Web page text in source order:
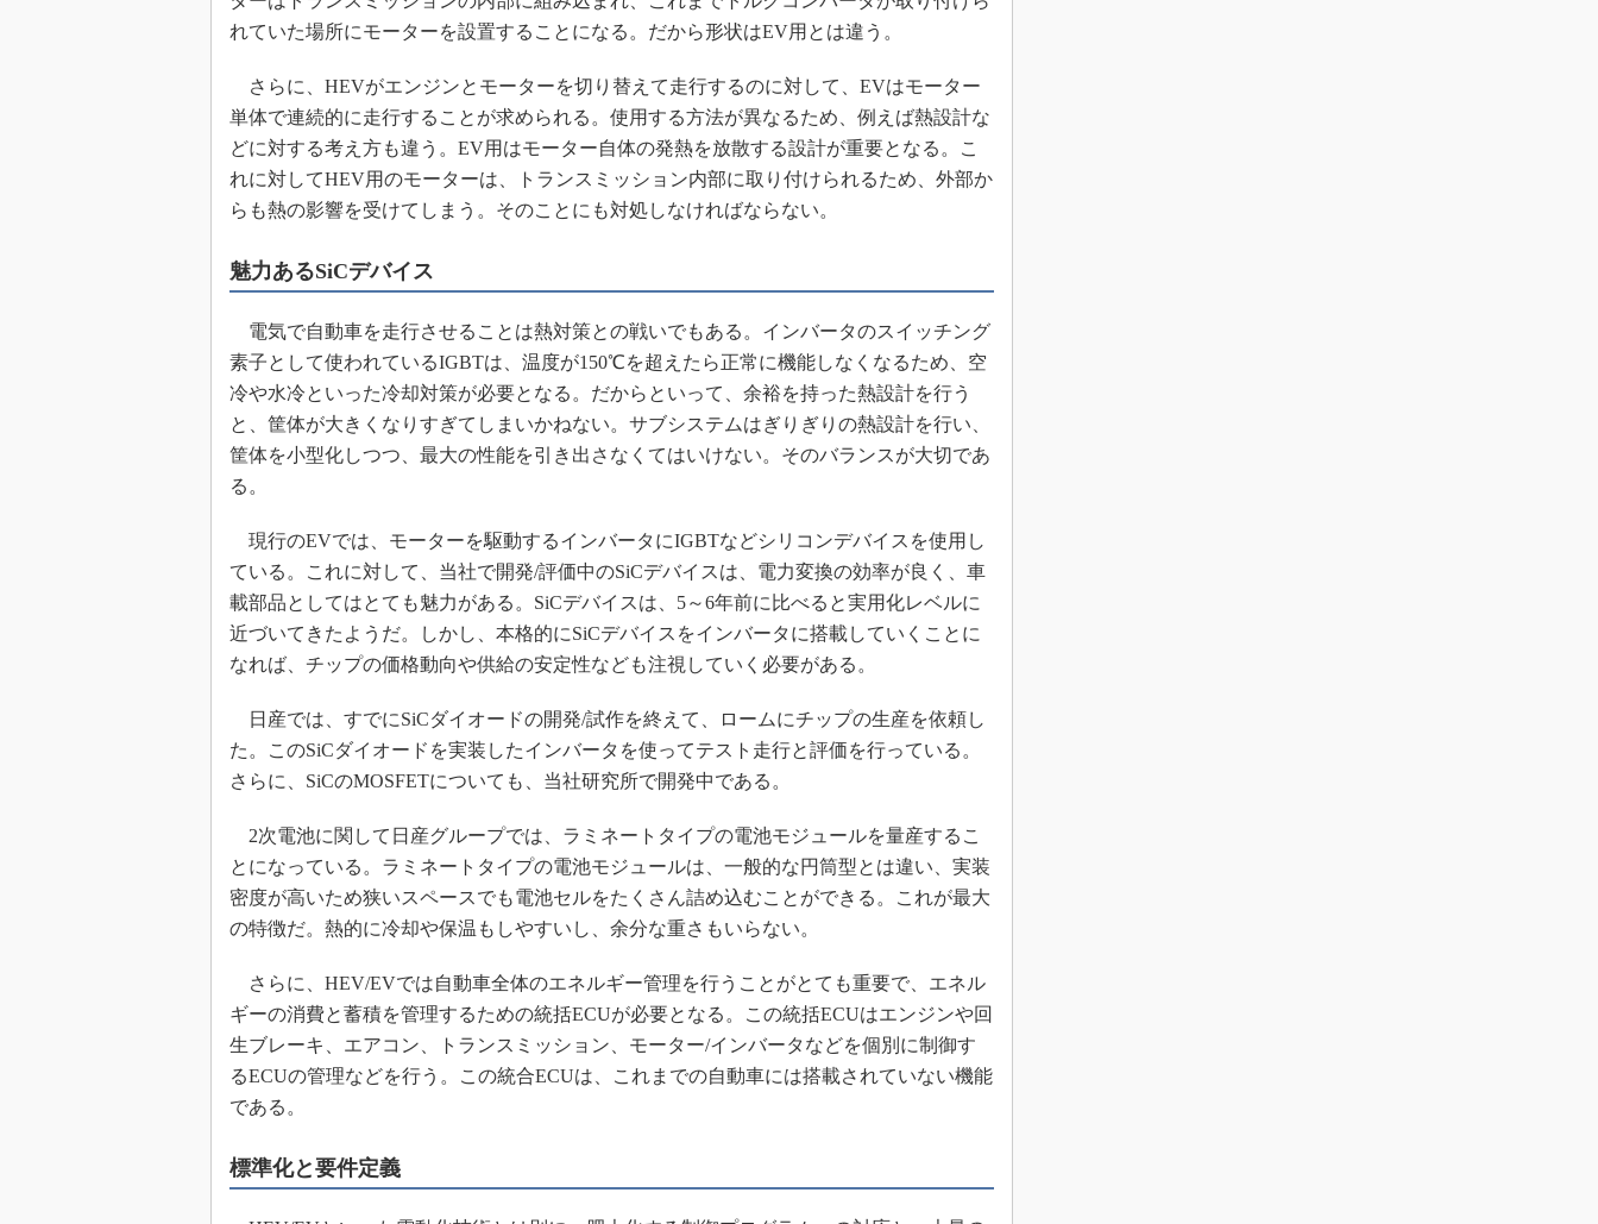
れていた場所にモーターを設置することになる。だから形状はEV用とは違う。
さらに、HEVがエンジンとモーターを切り替えて走行するのに対して、EVはモーター
単体で連続的に走行することが求められる。使用する方法が異なるため、例えば熱設計な
どに対する考え方も違う。EV用はモーター自体の発熱を放散する設計が重要となる。こ
れに対してHEV用のモーターは、トランスミッション内部に取り付けられるため、外部か
らも熱の影響を受けてしまう。そのことにも対処しなければならない。
魅力あるSiCデバイス
電気で自動車を走行させることは熱対策との戦いでもある。インバータのスイッチング
素子として使われているIGBTは、温度が150℃を超えたら正常に機能しなくなるため、空
冷や水冷といった冷却対策が必要となる。だからといって、余裕を持った熱設計を行う
と、筐体が大きくなりすぎてしまいかねない。サブシステムはぎりぎりの熱設計を行い、
筐体を小型化しつつ、最大の性能を引き出さなくてはいけない。そのバランスが大切であ
る。
現行のEVでは、モーターを駆動するインバータにIGBTなどシリコンデバイスを使用し
ている。これに対して、当社で開発/評価中のSiCデバイスは、電力変換の効率が良く、車
載部品としてはとても魅力がある。SiCデバイスは、5～6年前に比べると実用化レベルに
近づいてきたようだ。しかし、本格的にSiCデバイスをインバータに搭載していくことに
なれば、チップの価格動向や供給の安定性なども注視していく必要がある。
日産では、すでにSiCダイオードの開発/試作を終えて、ロームにチップの生産を依頼し
た。このSiCダイオードを実装したインバータを使ってテスト走行と評価を行っている。
さらに、SiCのMOSFETについても、当社研究所で開発中である。
2次電池に関して日産グループでは、ラミネートタイプの電池モジュールを量産するこ
とになっている。ラミネートタイプの電池モジュールは、一般的な円筒型とは違い、実装
密度が高いため狭いスペースでも電池セルをたくさん詰め込むことができる。これが最大
の特徴だ。熱的に冷却や保温もしやすいし、余分な重さもいらない。
さらに、HEV/EVでは自動車全体のエネルギー管理を行うことがとても重要で、エネル
ギーの消費と蓄積を管理するための統括ECUが必要となる。この統括ECUはエンジンや回
生ブレーキ、エアコン、トランスミッション、モーター/インバータなどを個別に制御す
るECUの管理などを行う。この統合ECUは、これまでの自動車には搭載されていない機能
である。
標準化と要件定義